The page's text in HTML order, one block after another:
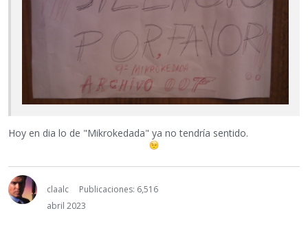
Hoy en dia lo de "Mikrokedada" ya no tendría sentido.
claalc
Publicaciones: 6,516
abril 2023